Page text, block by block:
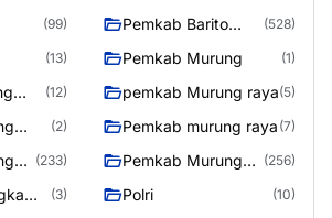
(99)
Pemkab Barito
(528)
(13) Pemkab Murung (1)
(12) pemkab Murung raya(5)
(2) Pemkab murung raya (7)
(233)
Pemkab Murung
(256)
(3) Polri (10)